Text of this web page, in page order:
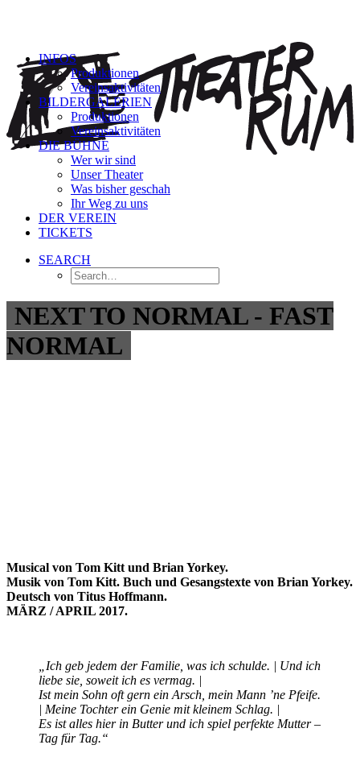
INFOS
Produktionen
Vereinsaktivitäten
BILDERGALERIEN
Produktionen
Vereinsaktivitäten
DIE BÜHNE
Wer wir sind
Unser Theater
Was bisher geschah
Ihr Weg zu uns
DER VEREIN
TICKETS
SEARCH
NEXT TO NORMAL - FAST
NORMAL
Musical von Tom Kitt und Brian Yorkey.
Musik von Tom Kitt. Buch und Gesangstexte von Brian Yorkey.
Deutsch von Titus Hoffmann.
MÄRZ / APRIL 2017.
„Ich geb jedem der Familie, was ich schulde. | Und ich
liebe sie, soweit ich es vermag. |
Ist mein Sohn oft gern ein Arsch, mein Mann ’ne Pfeife.
| Meine Tochter ein Genie mit kleinem Schlag. |
Es ist alles hier in Butter und ich spiel perfekte Mutter –
Tag für Tag.“